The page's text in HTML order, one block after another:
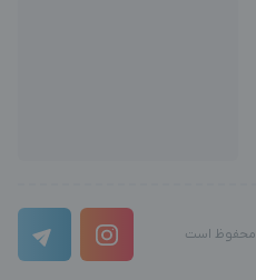
محفوظ است